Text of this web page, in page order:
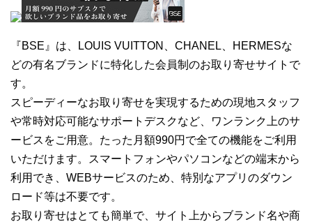
『BSE』は、LOUIS VUITTON、CHANEL、HERMESな
どの有名ブランドに特化した会員制のお取り寄せサイトで
す。
スピーディーなお取り寄せを実現するための現地スタッフ
や常時対応可能なサポートデスクなど、ワンランク上のサ
ービスをご用意。たった月額990円で全ての機能をご利用
いただけます。スマートフォンやパソコンなどの端末から
利用でき、WEBサービスのため、特別なアプリのダウン
ロード等は不要です。
お取り寄せはとても簡単で、サイト上からブランド名や商